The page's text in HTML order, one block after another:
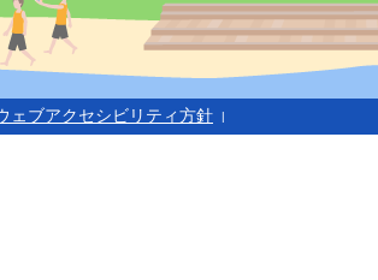
ェブアクセシビリティ方針